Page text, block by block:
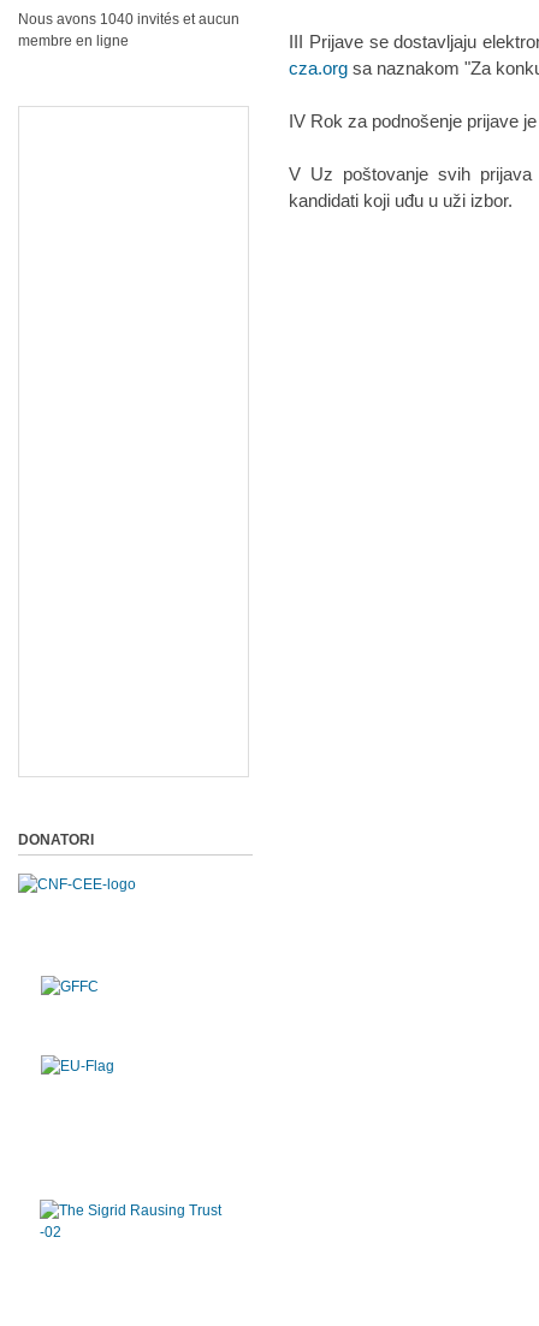
III Prijave se dostavljaju
cza.org sa naznakom "Za
IV Rok za podnošenje prijave
V Uz poštovanje svih
kandidati koji uđu u uži izbor.
Nous avons 1040 invités et aucun
membre en ligne
DONATORI